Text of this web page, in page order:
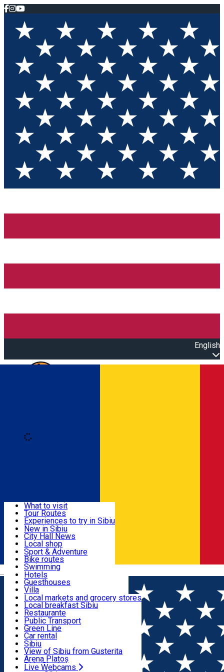
English
Română
Useful info
Activities & Adventure
Accommodation
Food, Drinks & Nightlife
Transport & Parking
Live Webcams
What to visit
Tour Routes
Experiences to try in Sibiu
Podcast
Culture
Museums
Churches
Parks, Zoo
County of Sibiu
New in Sibiu
City Hall News
Local shop
Sibiu artisans
Sibiul Verde
Public services
Education
How do I get to Sibiu
Tourist Info
Tour Guides
Guided tours
Publicații locale
Beauty salons
Sport & Adventure
Bike routes
Swimming
Riding
Indoor activities
Loc de joacă indoor
Loc de joacă outdoor
Ski
Ice skating
Yoga
Hotels
Guesthouses
Villa
Hostels
Motel
Camping
Renting rooms
Rooms for rent
Accommodation outside Sibiu
Local markets and grocery stores
Local breakfast Sibiu
Restaurante
Pizza
Fast Food
Coffee
Sweets
Pub, Bar
Night clubs
Bakeries
Public Transport
Green Line
Car rental
Rent a bike
Scooter rentals
Taxi
Ride Sharing
Sibiu
View of Sibiu from Gusterita
Arena Platoș
Live Webcams